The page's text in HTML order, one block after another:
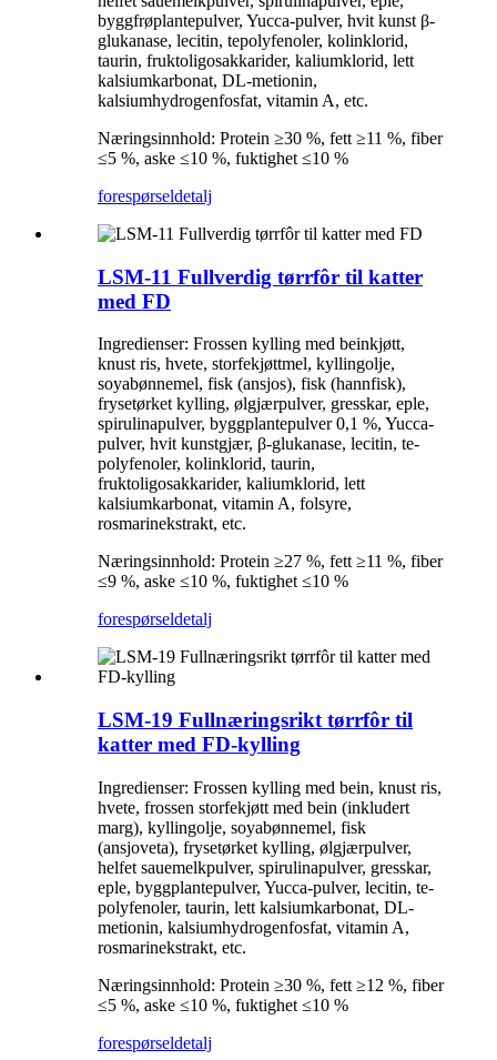
byggfrøplantepulver, Yucca-pulver, hvit kunst β-
glukanase, lecitin, tepolyfenoler, kolinklorid,
taurin, fruktoligosakkarider, kaliumklorid, lett
kalsiumkarbonat, DL-metionin,
kalsiumhydrogenfosfat, vitamin A, etc.
Næringsinnhold: Protein ≥30 %, fett ≥11 %, fiber
≤5 %, aske ≤10 %, fuktighet ≤10 %
forespørseldetalj
LSM-11 Fullverdig tørrfôr til katter
med FD
Ingredienser: Frossen kylling med beinkjøtt,
knust ris, hvete, storfekjøttmel, kyllingolje,
soyabønnemel, fisk (ansjos), fisk (hannfisk),
frysetørket kylling, ølgjærpulver, gresskar, eple,
spirulinapulver, byggplantepulver 0,1 %, Yucca-
pulver, hvit kunstgjær, β-glukanase, lecitin, te-
polyfenoler, kolinklorid, taurin,
fruktoligosakkarider, kaliumklorid, lett
kalsiumkarbonat, vitamin A, folsyre,
rosmarinekstrakt, etc.
Næringsinnhold: Protein ≥27 %, fett ≥11 %, fiber
≤9 %, aske ≤10 %, fuktighet ≤10 %
forespørseldetalj
LSM-19 Fullnæringsrikt tørrfôr til
katter med FD-kylling
Ingredienser: Frossen kylling med bein, knust ris,
hvete, frossen storfekjøtt med bein (inkludert
marg), kyllingolje, soyabønnemel, fisk
(ansjoveta), frysetørket kylling, ølgjærpulver,
helfet sauemelkpulver, spirulinapulver, gresskar,
eple, byggplantepulver, Yucca-pulver, lecitin, te-
polyfenoler, taurin, lett kalsiumkarbonat, DL-
metionin, kalsiumhydrogenfosfat, vitamin A,
rosmarinekstrakt, etc.
Næringsinnhold: Protein ≥30 %, fett ≥12 %, fiber
≤5 %, aske ≤10 %, fuktighet ≤10 %
forespørseldetalj